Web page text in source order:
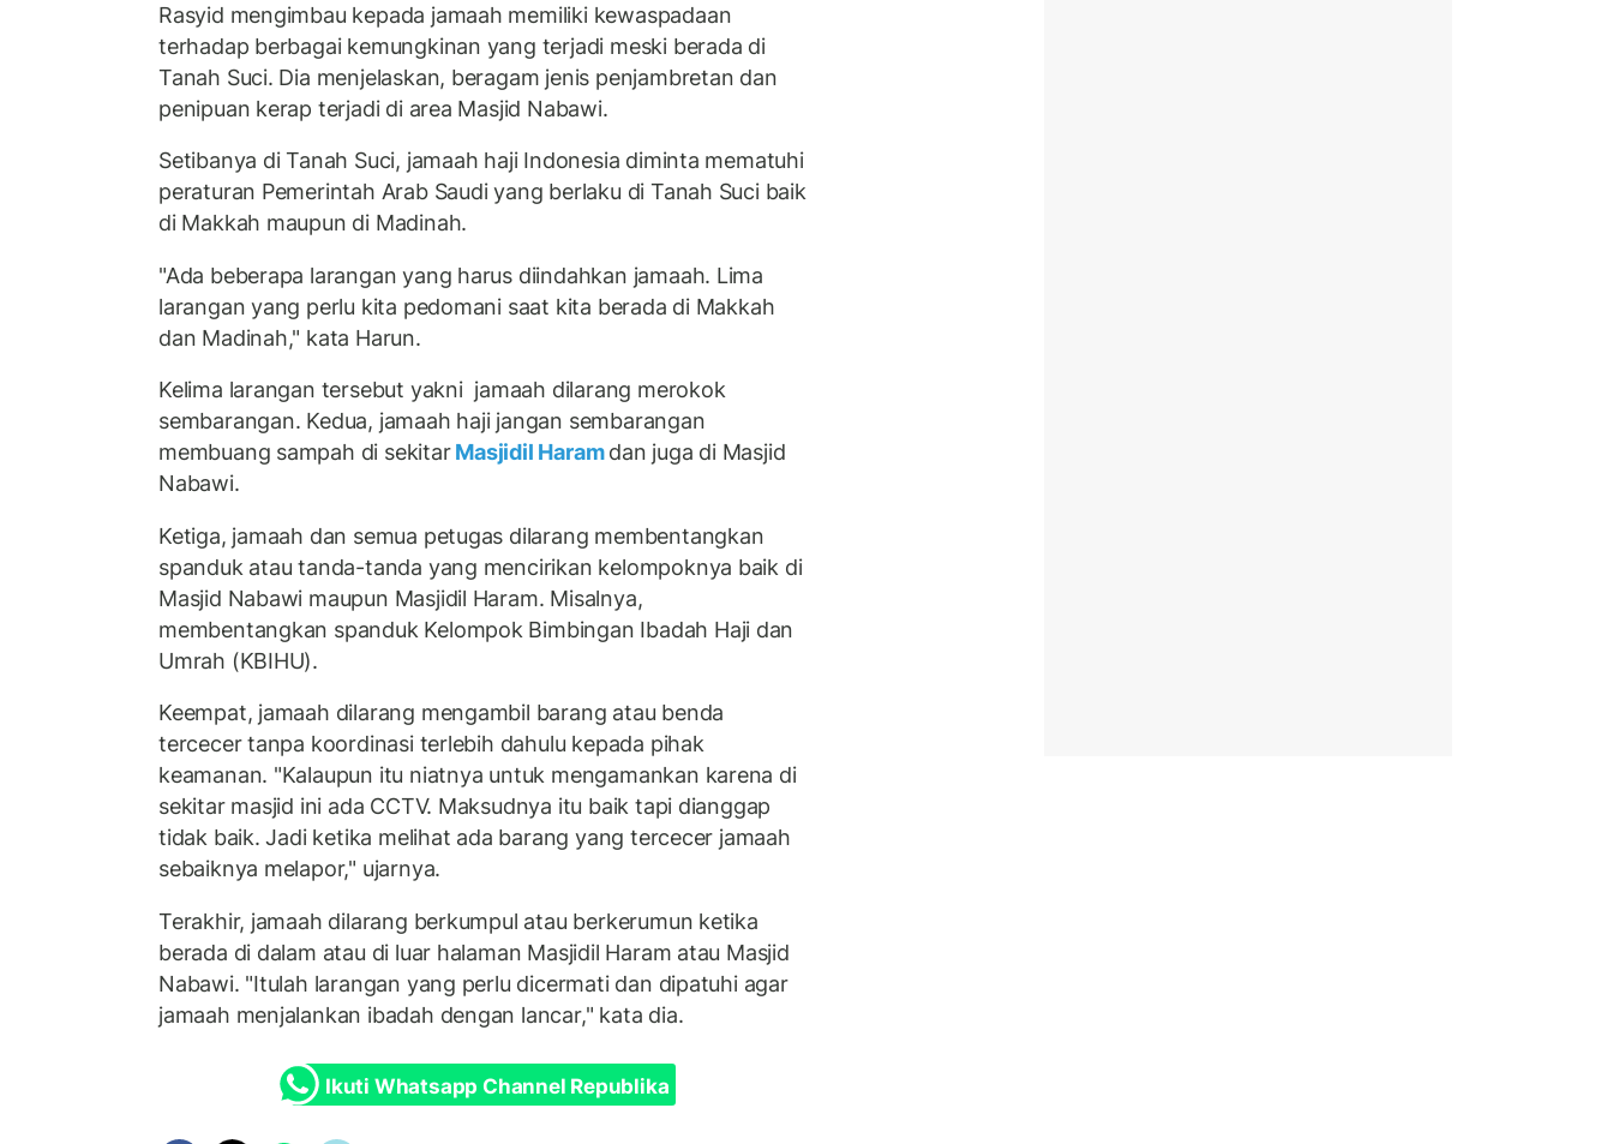
Rasyid mengimbau kepada jamaah memiliki kewaspadaan
terhadap berbagai kemungkinan yang terjadi meski berada di
Tanah Suci. Dia menjelaskan, beragam jenis penjambretan dan
penipuan kerap terjadi di area Masjid Nabawi.
Setibanya di Tanah Suci, jamaah haji Indonesia diminta mematuhi
peraturan Pemerintah Arab Saudi yang berlaku di Tanah Suci baik
di Makkah maupun di Madinah.
"Ada beberapa larangan yang harus diindahkan jamaah. Lima
larangan yang perlu kita pedomani saat kita berada di Makkah
dan Madinah," kata Harun.
Kelima larangan tersebut yakni jamaah dilarang merokok
sembarangan. Kedua, jamaah haji jangan sembarangan
membuang sampah di sekitarMasjidil Haramdan juga di Masjid
Nabawi.
Ketiga, jamaah dan semua petugas dilarang membentangkan
spanduk atau tanda-tanda yang mencirikan kelompoknya baik di
Masjid Nabawi maupun Masjidil Haram. Misalnya,
membentangkan spanduk Kelompok Bimbingan Ibadah Haji dan
Umrah (KBIHU).
Keempat, jamaah dilarang mengambil barang atau benda
tercecer tanpa koordinasi terlebih dahulu kepada pihak
keamanan. "Kalaupun itu niatnya untuk mengamankan karena di
sekitar masjid ini ada CCTV. Maksudnya itu baik tapi dianggap
tidak baik. Jadi ketika melihat ada barang yang tercecer jamaah
sebaiknya melapor," ujarnya.
Terakhir, jamaah dilarang berkumpul atau berkerumun ketika
berada di dalam atau di luar halaman Masjidil Haram atau Masjid
Nabawi. "Itulah larangan yang perlu dicermati dan dipatuhi agar
jamaah menjalankan ibadah dengan lancar," kata dia.
Ikuti Whatsapp Channel Republika